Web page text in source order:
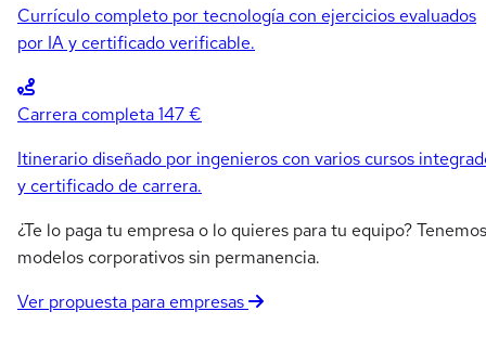
Currículo completo por tecnología con ejercicios evaluados
por IA y certificado verificable.
Carrera completa147 €
Itinerario diseñado por ingenieros con varios cursos
y certificado de carrera.
¿Te lo paga tu empresa o lo quieres para tu equipo? Tenemos
modelos corporativos sin permanencia.
Ver propuesta para empresas